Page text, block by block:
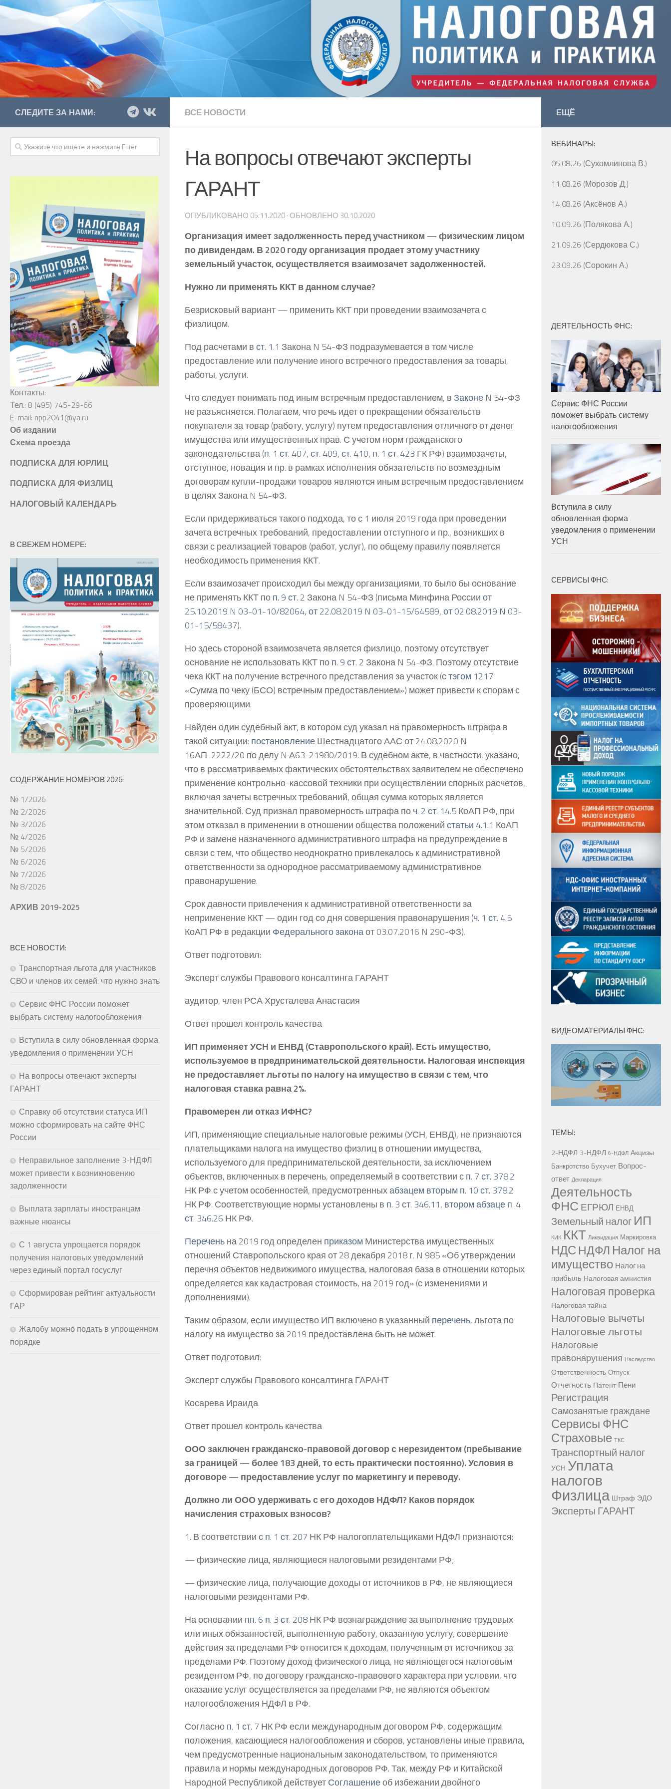
ВСЕ НОВОСТИ
На вопросы отвечают эксперты
ГАРАНТ
ОПУБЛИКОВАНО 05.11.2020· ОБНОВЛЕНО 30.10.2020
Организация имеет задолженность перед участником — физическим лицом
по дивидендам. В 2020 году организация продает этому участнику
земельный участок, осуществляется взаимозачет задолженностей.
Нужно ли применять ККТ в данном случае?
Безрисковый вариант — применить ККТ при проведении взаимозачета с
физлицом.
Под расчетами вст. 1.1 Закона N 54-ФЗ подразумевается в том числе
предоставление или получение иного встречного предоставления за товары,
работы, услуги.
Что следует понимать под иным встречным предоставлением, в Законе N 54-ФЗ
не разъясняется. Полагаем, что речь идет о прекращении обязательств
покупателя за товар (работу, услугу) путем предоставления отличного от денег
имущества или имущественных прав. С учетом норм гражданского
законодательства (п. 1 ст. 407,ст. 409,ст. 410, п. 1 ст. 423 ГК РФ) взаимозачеты,
отступное, новация и пр. в рамках исполнения обязательств по возмездным
договорам купли-продажи товаров являются иным встречным предоставлением
в целях Закона N 54-ФЗ.
Если придерживаться такого подхода, то с 1 июля 2019 года при проведении
зачета встречных требований, предоставлении отступного и пр., возникших в
связи с реализацией товаров (работ, услуг), по общему правилу появляется
необходимость применения ККТ.
Если взаимозачет происходил бы между организациями, то было бы основание
не применять ККТ поп. 9 ст. 2 Закона N 54-ФЗ (письма Минфина Россииот
25.10.2019 N 03-01-10/82064,от 22.08.2019 N 03-01-15/64589,от 02.08.2019 N 03-
01-15/58437).
Но здесь стороной взаимозачета является физлицо, поэтому отсутствует
основание не использовать ККТ поп. 9 ст. 2 Закона N 54-ФЗ. Поэтому отсутствие
чека ККТ на получение встречного представления за участок (стэгом 1217
«Сумма по чеку (БСО) встречным предоставлением») может привести к спорам с
проверяющими.
Найден один судебный акт, в котором суд указал на правомерность штрафа в
такой ситуации: постановлениеШестнадцатого ААС от 24.08.2020 N
16АП-2222/20 по делу N А63-21980/2019. В судебном акте, в частности, указано,
что в рассматриваемых фактических обстоятельствах заявителем не обеспечено
применение контрольно-кассовой техники при осуществлении спорных расчетов,
включая зачеты встречных требований, общая сумма которых является
значительной. Суд признал правомерность штрафа поч. 2 ст. 14.5КоАП РФ, при
этом отказал в применении в отношении общества положенийстатьи 4.1.1 КоАП
РФ и замене назначенного административного штрафа на предупреждение в
связи с тем, что общество неоднократно привлекалось к административной
ответственности за однородное рассматриваемому административное
правонарушение.
Срок давности привлечения к административной ответственности за
неприменение ККТ — один год со дня совершения правонарушения (ч. 1 ст. 4.5
КоАП РФ в редакции Федерального законаот 03.07.2016 N 290-ФЗ).
Ответ подготовил:
Эксперт службы Правового консалтинга ГАРАНТ
аудитор, член РСА Хрусталева Анастасия
Ответ прошел контроль качества
ИП применяет УСН и ЕНВД (Ставропольского край). Есть имущество,
используемое в предпринимательской деятельности. Налоговая инспекция
не предоставляет льготы по налогу на имущество в связи с тем, что
налоговая ставка равна 2%.
Правомерен ли отказ ИФНС?
ИП, применяющие специальные налоговые режимы (УСН, ЕНВД), не признаются
плательщиками налога на имущество физлиц в отношении имущества,
используемого для предпринимательской деятельности, за исключением
объектов, включенных в перечень, определяемый в соответствии сп. 7 ст. 378.2
НК РФ с учетом особенностей, предусмотренныхабзацем вторым п. 10 ст. 378.2
НК РФ. Соответствующие нормы установлены в п. 3 ст. 346.11, втором абзаце п. 4
ст. 346.26 НК РФ.
Переченьна 2019 год определен приказомМинистерства имущественных
отношений Ставропольского края от 28 декабря 2018 г. N 985 «Об утверждении
перечня объектов недвижимого имущества, налоговая база в отношении которых
определяется как кадастровая стоимость, на 2019 год» (с изменениями и
дополнениями).
Таким образом, если имущество ИП включено в указанный перечень, льгота по
налогу на имущество за 2019 предоставлена быть не может.
Ответ подготовил:
Эксперт службы Правового консалтинга ГАРАНТ
Косарева Ираида
Ответ прошел контроль качества
ООО заключен гражданско-правовой договор с нерезидентом (пребывание
за границей — более 183 дней, то есть практически постоянно). Условия в
договоре — предоставление услуг по маркетингу и переводу.
Должно ли ООО удерживать с его доходов НДФЛ? Каков порядок
начисления страховых взносов?
1. В соответствии сп. 1 ст. 207 НК РФ налогоплательщиками НДФЛ признаются:
— физические лица, являющиеся налоговыми резидентами РФ;
— физические лица, получающие доходы от источников в РФ, не являющиеся
налоговыми резидентами РФ.
На основании пп. 6 п. 3 ст. 208НК РФ вознаграждение за выполнение трудовых
или иных обязанностей, выполненную работу, оказанную услугу, совершение
действия за пределами РФ относится к доходам, полученным от источников за
пределами РФ. Поэтому доход физического лица, не являющегося налоговым
резидентом РФ, по договору гражданско-правового характера при условии, что
оказание услуг осуществляется за пределами РФ, не являются объектом
налогообложения НДФЛ в РФ.
Согласноп. 1 ст. 7 НК РФ если международным договором РФ, содержащим
положения, касающиеся налогообложения и сборов, установлены иные правила,
чем предусмотренные национальным законодательством, то применяются
правила и нормы международных договоров РФ. Так, между РФ и Китайской
Народной Республикой действуетСоглашениеоб избежании двойного
СЛЕДИТЕ ЗА НАМИ:
Контакты:
Тел.: 8 (495) 745-29-66
E-mail: npp2041@ya.ru
Об издании
Схема проезда
ПОДПИСКА ДЛЯ ЮРЛИЦ
ПОДПИСКА ДЛЯ ФИЗЛИЦ
НАЛОГОВЫЙ КАЛЕНДАРЬ
В СВЕЖЕМ НОМЕРЕ:
СОДЕРЖАНИЕ НОМЕРОВ 2026:
№ 1/2026
№ 2/2026
№ 3/2026
№ 4/2026
№ 5/2026
№ 6/2026
№ 7/2026
№ 8/2026
АРХИВ 2019-2025
ВСЕ НОВОСТИ:
Транспортная льгота для участников
СВО и членов их семей: что нужно знать
Сервис ФНС России поможет
выбрать систему налогообложения
Вступила в силу обновленная форма
уведомления о применении УСН
На вопросы отвечают эксперты
ГАРАНТ
Справку об отсутствии статуса ИП
можно сформировать на сайте ФНС
России
Неправильное заполнение 3-НДФЛ
может привести к возникновению
задолженности
Выплата зарплаты иностранцам:
важные нюансы
С 1 августа упрощается порядок
получения налоговых уведомлений
через единый портал госуслуг
Сформирован рейтинг актуальности
ГАР
Жалобу можно подать в упрощенном
порядке
ЕЩЁ
ВЕБИНАРЫ:
05.08.26 (Сухомлинова В.)
11.08.26 (Морозов Д.)
14.08.26 (Аксёнов А.)
10.09.26 (Полякова А.)
21.09.26 (Сердюкова С.)
23.09.26 (Сорокин А.)
ДЕЯТЕЛЬНОСТЬ ФНС:
Сервис ФНС России
поможет выбрать систему
налогообложения
Вступила в силу
обновленная форма
уведомления о применении
УСН
СЕРВИСЫ ФНС:
ВИДЕОМАТЕРИАЛЫ ФНС:
ТЕМЫ:
2-НДФЛ 3-НДФЛ 6-НДФЛ Акцизы
Банкротство Бухучет Вопрос-
ответ Декларация
Деятельность
ФНС ЕГРЮЛ ЕНВД
Земельный налог ИП
КИК ККТ Ликвидация Маркировка
НДС НДФЛ Налог на
имущество Налог на
прибыль Налоговая амнистия
Налоговая проверка
Налоговая тайна
Налоговые вычеты
Налоговые льготы
Налоговые
правонарушения Наследство
Ответственность Отпуск
Отчетность Патент Пени
Регистрация
Самозанятые граждане
Сервисы ФНС
Страховые ТКС
Транспортный налог
УСН Уплата
налогов
Физлица Штраф ЭДО
Эксперты ГАРАНТ